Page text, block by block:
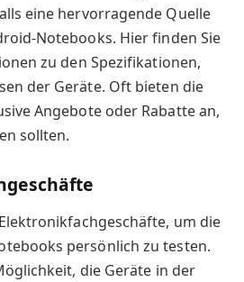
eine hervorragende Quelle
Notebooks. Hier finden Sie
zu den Spezifikationen,
der Geräte. Oft bieten die
Angebote oder Rabatte an,
sollten.
um die
persönlich zu testen.
die Geräte in der